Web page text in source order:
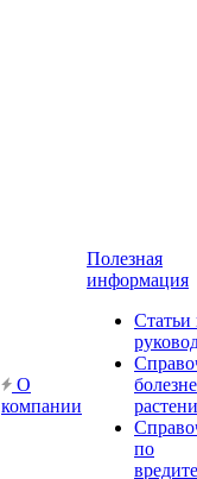
О
компании
Полезная
информация
Статьи
по